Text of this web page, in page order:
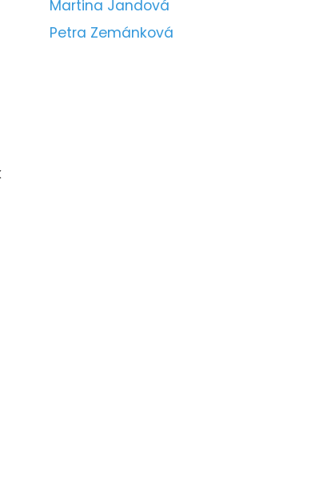
Martina Jandová
Petra Zemánková